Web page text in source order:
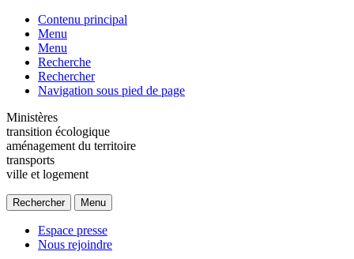
Contenu principal
Menu
Menu
Recherche
Rechercher
Navigation sous pied de page
Ministères
transition écologique
aménagement du territoire
transports
ville et logement
Rechercher Menu
Espace presse
Nous rejoindre